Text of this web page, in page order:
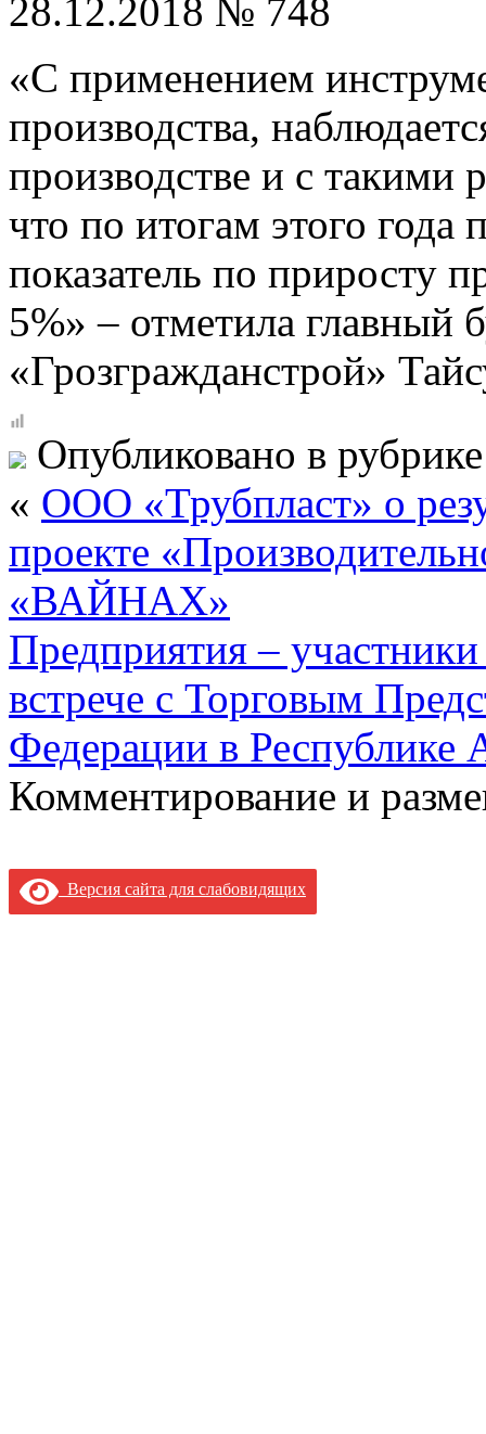
28.12.2018 № 748
«С применением
производства,
производстве и с такими
что по итогам этого года
показатель по приросту
5%» – отметила главный
«Грозгражданстрой»
Опубликовано в
« ООО «Трубпласт» о
проекте
«ВАЙНАХ»
Предприятия –
встрече с Торговым
Федерации в Республике
Комментирование и
Версия сайта для слабовидящих